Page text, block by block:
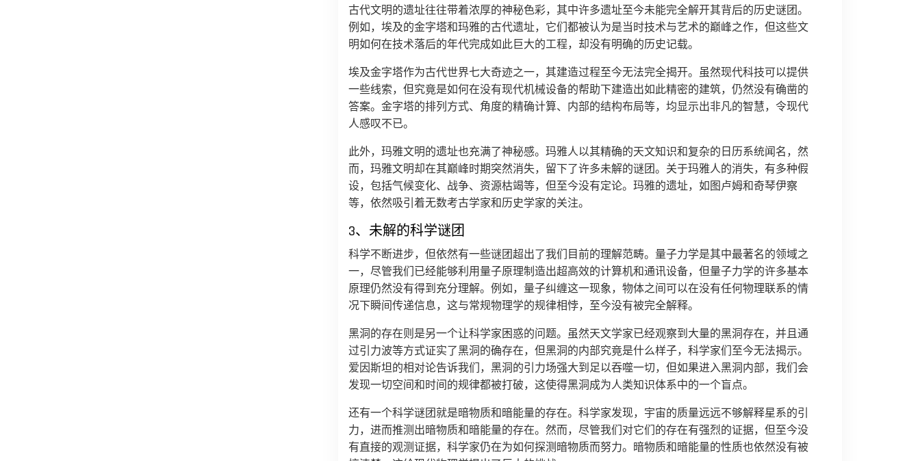
古代文明的遗址往往带着浓厚的神秘色彩，其中许多遗址至今未能完全解开其背后的历史谜团。
例如，埃及的金字塔和玛雅的古代遗址，它们都被认为是当时技术与艺术的巅峰之作，但这些文
明如何在技术落后的年代完成如此巨大的工程，却没有明确的历史记载。
埃及金字塔作为古代世界七大奇迹之一，其建造过程至今无法完全揭开。虽然现代科技可以提供
一些线索，但究竟是如何在没有现代机械设备的帮助下建造出如此精密的建筑，仍然没有确凿的
答案。金字塔的排列方式、角度的精确计算、内部的结构布局等，均显示出非凡的智慧，令现代
人感叹不已。
此外，玛雅文明的遗址也充满了神秘感。玛雅人以其精确的天文知识和复杂的日历系统闻名，然
而，玛雅文明却在其巅峰时期突然消失，留下了许多未解的谜团。关于玛雅人的消失，有多种假
设，包括气候变化、战争、资源枯竭等，但至今没有定论。玛雅的遗址，如图卢姆和奇琴伊察
等，依然吸引着无数考古学家和历史学家的关注。
3、未解的科学谜团
科学不断进步，但依然有一些谜团超出了我们目前的理解范畴。量子力学是其中最著名的领域之
一，尽管我们已经能够利用量子原理制造出超高效的计算机和通讯设备，但量子力学的许多基本
原理仍然没有得到充分理解。例如，量子纠缠这一现象，物体之间可以在没有任何物理联系的情
况下瞬间传递信息，这与常规物理学的规律相悖，至今没有被完全解释。
黑洞的存在则是另一个让科学家困惑的问题。虽然天文学家已经观察到大量的黑洞存在，并且通
过引力波等方式证实了黑洞的确存在，但黑洞的内部究竟是什么样子，科学家们至今无法揭示。
爱因斯坦的相对论告诉我们，黑洞的引力场强大到足以吞噬一切，但如果进入黑洞内部，我们会
发现一切空间和时间的规律都被打破，这使得黑洞成为人类知识体系中的一个盲点。
还有一个科学谜团就是暗物质和暗能量的存在。科学家发现，宇宙的质量远远不够解释星系的引
力，进而推测出暗物质和暗能量的存在。然而，尽管我们对它们的存在有强烈的证据，但至今没
有直接的观测证据，科学家仍在为如何探测暗物质而努力。暗物质和暗能量的性质也依然没有被